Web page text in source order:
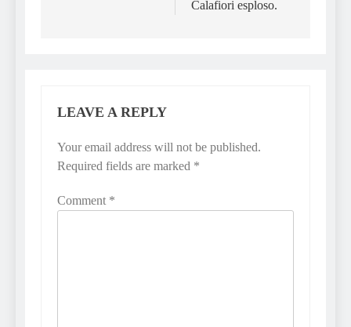
Calafiori esploso.
LEAVE A REPLY
Your email address will not be published.
Required fields are marked *
Comment *